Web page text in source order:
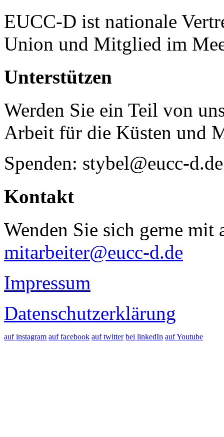
EUCC-D ist nationale
Union und Mitglied im
Unterstützen
Werden Sie ein Teil von
Arbeit für die Küsten und
Spenden: stybel@eucc-d.de
Kontakt
Wenden Sie sich gerne mit
mitarbeiter@eucc-d.de
Impressum
Datenschutzerklärung
auf instagram auf facebook auf twitter bei linkedIn auf Youtube